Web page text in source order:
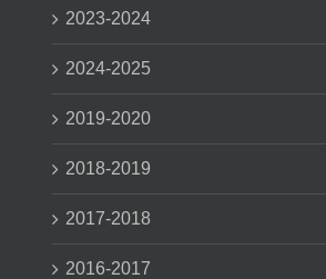
2023-2024
2024-2025
2019-2020
2018-2019
2017-2018
2016-2017